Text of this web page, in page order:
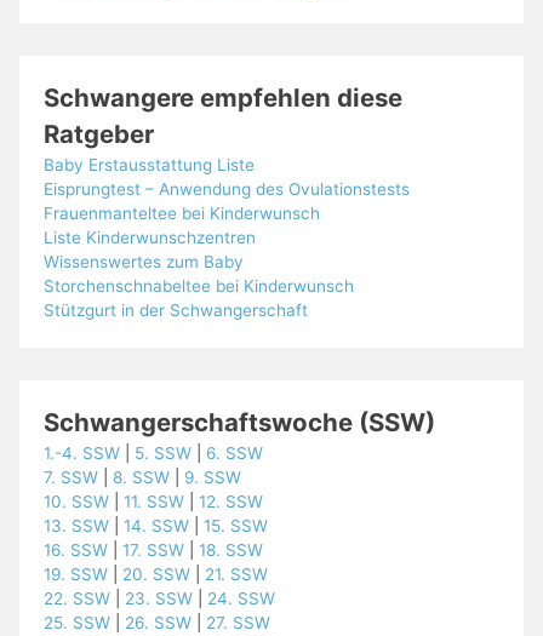
Schwangere empfehlen diese
Ratgeber
Baby Erstausstattung Liste
Eisprungtest – Anwendung des Ovulationstests
Frauenmanteltee bei Kinderwunsch
Liste Kinderwunschzentren
Wissenswertes zum Baby
Storchenschnabeltee bei Kinderwunsch
Stützgurt in der Schwangerschaft
Schwangerschaftswoche (SSW)
1.-4. SSW 5. SSW
6. SSW
7. SSW
8. SSW
9. SSW
10. SSW |11. SSW |12. SSW
13. SSW |14. SSW |15. SSW
16. SSW |17. SSW |18. SSW
19. SSW
20. SSW
21. SSW
22. SSW
23. SSW
24. SSW
25. SSW
26. SSW
27. SSW